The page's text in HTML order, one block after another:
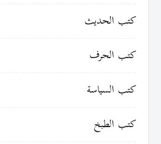
كتب الحديث
كتب الحرف
كتب السياسة
كتب الطبخ